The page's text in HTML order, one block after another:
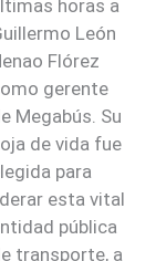
horas a
León
Flórez
gerente
Megabús. Su
de vida fue
para
esta vital
pública
transporte, a